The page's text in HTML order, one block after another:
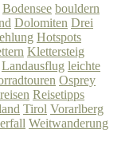
Bodensee bouldern
Dolomiten Drei
Hotspots
Klettersteig
Landausflug leichte
Osprey
reisen Reisetipps
Tirol Vorarlberg
Weitwanderung